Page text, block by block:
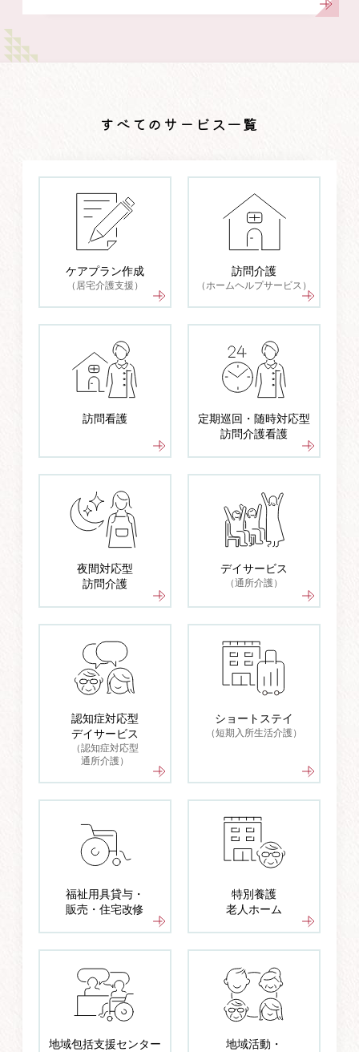
すべてのサービス一覧
ケアプラン作成
（居宅介護支援）
訪問介護
（ホームヘルプサービス）
訪問看護
定期巡回・随時対応型
訪問介護看護
夜間対応型
訪問介護
デイサービス
（通所介護）
認知症対応型
デイサービス
（認知症対応型
通所介護）
ショートステイ
（短期入所生活介護）
福祉用具貸与・
販売・住宅改修
特別養護
老人ホーム
地域包括支援センター
地域活動・